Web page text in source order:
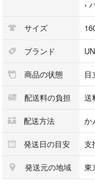
›
サイズ
ブランド
商品の状態 目
配送料の負担 送
配送方法 か
発送日の目安 支
発送元の地域 東